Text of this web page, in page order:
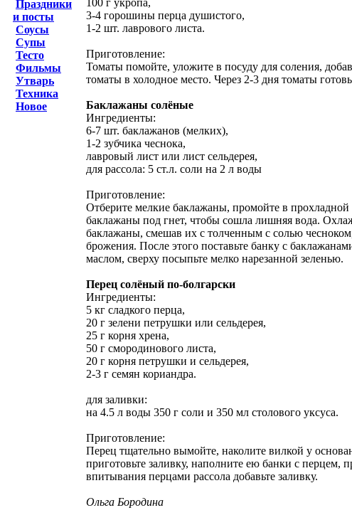
Праздники
и посты
Соусы
Супы
Тесто
Фильмы
Утварь
Техника
Новое
3-4 горошины перца душистого,
1-2 шт. лаврового листа.
Приготовление:
Томаты помойте, уложите в посуду для соления,
томаты в холодное место. Через 2-3 дня томаты
Баклажаны солёные
Ингредиенты:
6-7 шт. баклажанов (мелких),
1-2 зубчика чеснока,
лавровый лист или лист сельдерея,
для рассола: 5 ст.л. соли на 2 л воды
Приготовление:
Отберите мелкие баклажаны, промойте в прохладной
баклажаны под гнет, чтобы сошла лишняя вода.
баклажаны, смешав их с толченным с солью
брожения. После этого поставьте банку с
маслом, сверху посыпьте мелко нарезанной зеленью.
Перец солёный по-болгарски
Ингредиенты:
5 кг сладкого перца,
20 г зелени петрушки или сельдерея,
25 г корня хрена,
50 г смородинового листа,
20 г корня петрушки и сельдерея,
2-3 г семян кориандра.
для заливки:
на 4.5 л воды 350 г соли и 350 мл столового уксуса.
Приготовление:
Перец тщательно вымойте, наколите вилкой у
приготовьте заливку, наполните ею банки с перцем,
впитывания перцами рассола добавьте заливку.
Ольга Бородина